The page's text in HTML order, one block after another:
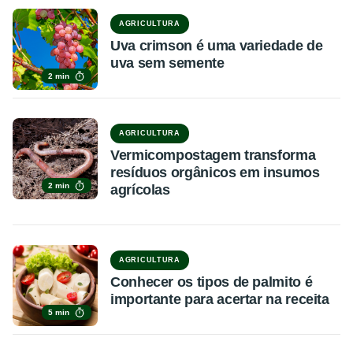
2 min
AGRICULTURA
Uva crimson é uma variedade de
uva sem semente
2 min
AGRICULTURA
Vermicompostagem transforma
resíduos orgânicos em insumos
agrícolas
5 min
AGRICULTURA
Conhecer os tipos de palmito é
importante para acertar na receita